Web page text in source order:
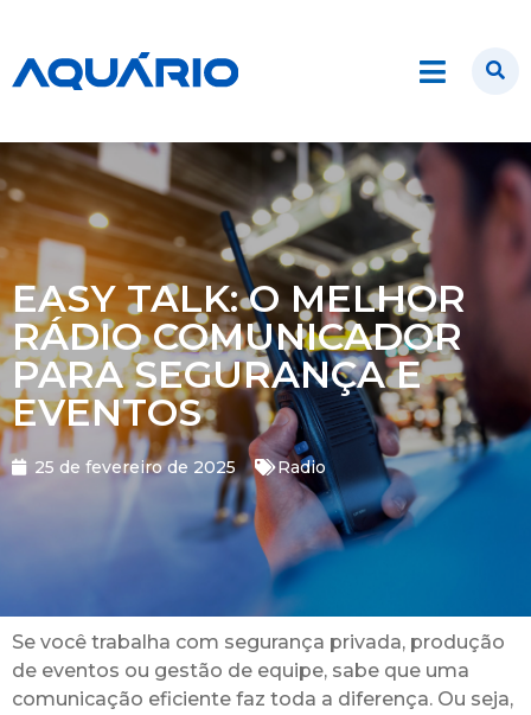
EASY TALK: O MELHOR
RÁDIO COMUNICADOR
PARA SEGURANÇA E
EVENTOS
25 de fevereiro de 2025 Radio
Se você trabalha com segurança privada, produção
de eventos ou gestão de equipe, sabe que uma
comunicação eficiente faz toda a diferença. Ou seja,